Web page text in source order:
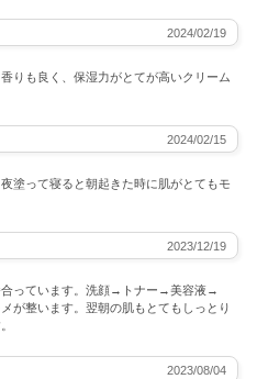
2024/02/19
りも良く、保湿力がとてが高いクリーム
2024/02/15
塗って寝ると朝起きた時に肌がとてもモ
2023/12/19
合っています。洗顔→トナー→美容液→
が整います。翌朝の肌もとてもしっとり
2023/08/04